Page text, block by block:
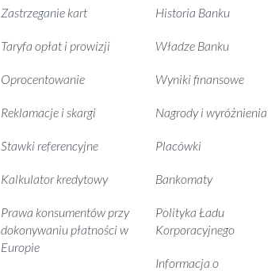
Zastrzeganie kart
Taryfa opłat i prowizji
Oprocentowanie
Reklamacje i skargi
Stawki referencyjne
Kalkulator kredytowy
Prawa konsumentów przy
dokonywaniu płatności w
Europie
Historia Banku
Władze Banku
Wyniki finansowe
Nagrody i wyróżnienia
Placówki
Bankomaty
Polityka Ładu
Korporacyjnego
Informacja o